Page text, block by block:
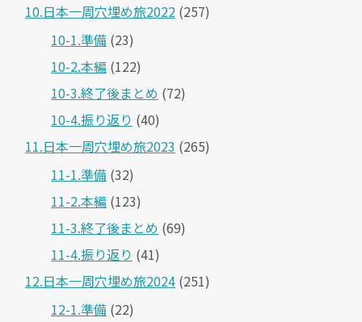
10.日本一周穴埋め旅2022 (257)
10-1.準備 (23)
10-2.本編 (122)
10-3.終了後まとめ (72)
10-4.振り返り (40)
11.日本一周穴埋め旅2023 (265)
11-1.準備 (32)
11-2.本編 (123)
11-3.終了後まとめ (69)
11-4.振り返り (41)
12.日本一周穴埋め旅2024 (251)
12-1.準備 (22)